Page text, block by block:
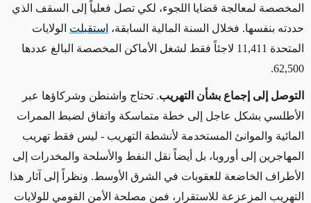
المخصصة لمعالجة قضايا اللجوء، لكي تصل فعلياً إلى السقف الذي
حددته بنفسها. فخلال السنة المالية السابقة، استقبلت الولايات
المتحدة 11,411 لاجئاً فقط لشغل الأماكن المخصصة البالغ عددها
62,500.
التوصل إلى إجماع بشأن التهريب. تحتاج واشنطن وشركاؤها عبر
الأطلسي بشكل عاجل إلى خطة متماسكة واتفاق لضبط الممرات
المائية والموانئ المستخدمة لأنشطة التهريب - ليس فقط تهريب
المهاجرين إلى أوروبا، بل أيضاً نقل النفط والأسلحة والمخدرات إلى
الأطراف الخاضعة للعقوبات في الشرق الأوسط. ونظراً إلى آثار هذا
التهريب المزعزعة للاستقرار، فمن مصلحة الأمن القومي للولايات